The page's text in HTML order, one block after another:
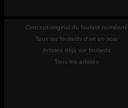
Concept original du foulard numéroté
Tous les foulards d'art en soie
Artistes déjà sur foulards
Tous les artistes